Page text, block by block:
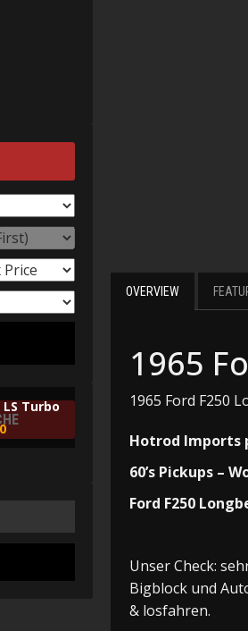
OVERVIEW
1965
1965 Ford F250
Hotrod Imports
60’s Pickups –
Ford F250
Unser Check:
Bigblock und
& losfahren.
LS Turbo